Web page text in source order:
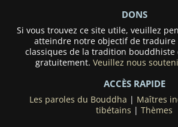
DONS
Si vous trouvez ce site utile, veuillez
atteindre notre objectif de
classiques de la tradition
gratuitement. Veuillez nous
ACCÈS RAPIDE
Les paroles du Bouddha | Maîtres
tibétains | Thèmes